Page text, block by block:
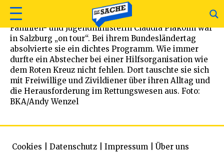
Familien- und Jugendministerin Claudia Plakolm war
in Salzburg „on tour“. Bei ihrem Bundesländertag
absolvierte sie ein dichtes Programm. Wie immer
durfte ein Abstecher bei einer Hilfsorganisation wie
dem Roten Kreuz nicht fehlen. Dort tauschte sie sich
mit Freiwillige und Zivildiener über ihren Alltag und
die Herausforderung im Rettungswesen aus. Foto:
BKA/Andy Wenzel
Cookies Datenschutz Impressum Über uns